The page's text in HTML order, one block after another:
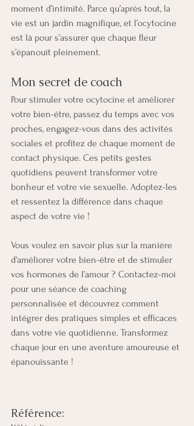
moment d’intimité. Parce qu’après tout, la
vie est un jardin magnifique, et l’ocytocine
est là pour s’assurer que chaque fleur
s’épanouit pleinement.
Mon secret de coach
Pour stimuler votre ocytocine et améliorer
votre bien-être, passez du temps avec vos
proches, engagez-vous dans des activités
sociales et profitez de chaque moment de
contact physique. Ces petits gestes
quotidiens peuvent transformer votre
bonheur et votre vie sexuelle. Adoptez-les
et ressentez la différence dans chaque
aspect de votre vie !
Vous voulez en savoir plus sur la manière
d'améliorer votre bien-être et de stimuler
vos hormones de l’amour ? Contactez-moi
pour une séance de coaching
personnalisée et découvrez comment
intégrer des pratiques simples et efficaces
dans votre vie quotidienne. Transformez
chaque jour en une aventure amoureuse et
épanouissante !
Référence: